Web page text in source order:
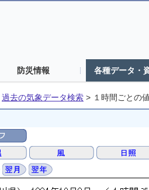
防災情報 各種データ・
過去の気象データ検索 > １時間ごとの